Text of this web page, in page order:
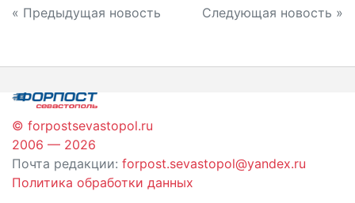
Навигация
записям
« Предыдущая новость Следующая новость »
© forpostsevastopol.ru
2006 — 2026
Почта редакции: forpost.sevastopol@yandex.ru
Политика обработки данных